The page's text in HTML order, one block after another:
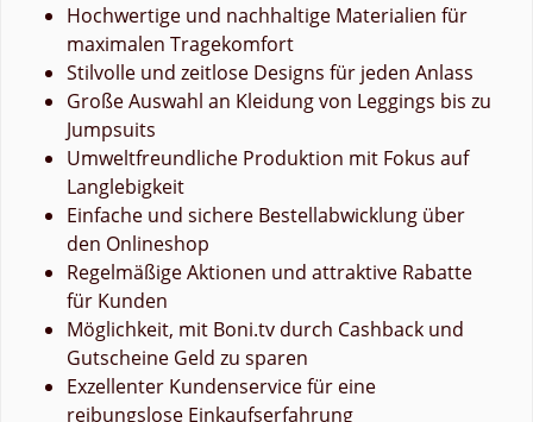
Hochwertige und nachhaltige Materialien für
maximalen Tragekomfort
Stilvolle und zeitlose Designs für jeden Anlass
Große Auswahl an Kleidung von Leggings bis zu
Jumpsuits
Umweltfreundliche Produktion mit Fokus auf
Langlebigkeit
Einfache und sichere Bestellabwicklung über
den Onlineshop
Regelmäßige Aktionen und attraktive Rabatte
für Kunden
Möglichkeit, mit Boni.tv durch Cashback und
Gutscheine Geld zu sparen
Exzellenter Kundenservice für eine
reibungslose Einkaufserfahrung